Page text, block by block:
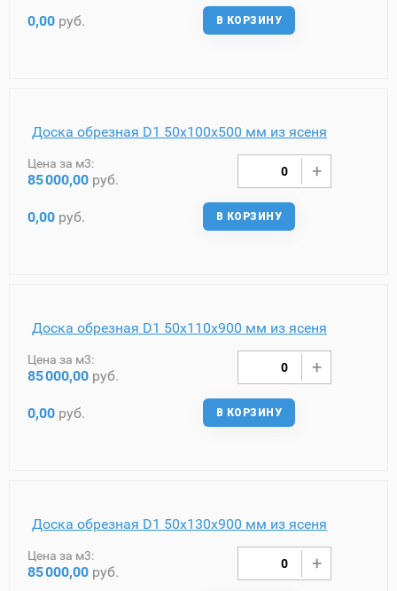
0,00 руб. В КОРЗИНУ
Доска обрезная D1 50х100х500 мм из ясеня
Цена за м3:
85000,00 руб.
0,00 руб. В КОРЗИНУ
Доска обрезная D1 50х110х900 мм из ясеня
Цена за м3:
85000,00 руб.
0,00 руб. В КОРЗИНУ
Доска обрезная D1 50х130х900 мм из ясеня
Цена за м3:
85000,00 руб.